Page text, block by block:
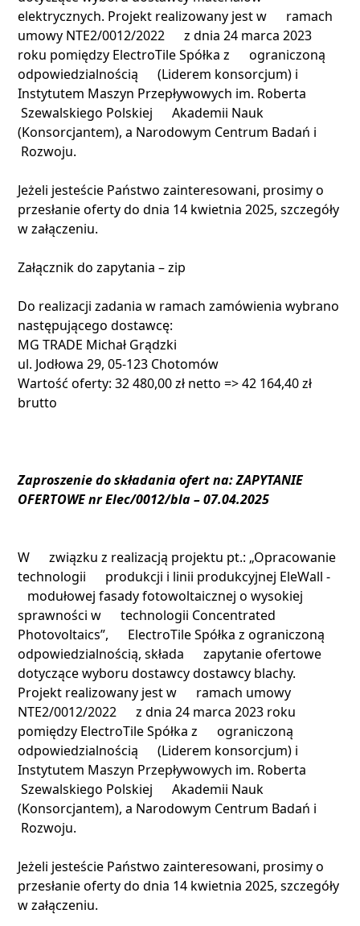
elektrycznych. Projekt realizowany jest w ramach
umowy NTE2/0012/2022 z dnia 24 marca 2023
roku pomiędzy ElectroTile Spółka z ograniczoną
odpowiedzialnością (Liderem konsorcjum) i
Instytutem Maszyn Przepływowych im. Roberta
Szewalskiego Polskiej Akademii Nauk
(Konsorcjantem), a Narodowym Centrum Badań i
Rozwoju.
Jeżeli jesteście Państwo zainteresowani, prosimy o
przesłanie oferty do dnia 14 kwietnia 2025, szczegóły
w załączeniu.
Załącznik do zapytania – zip
Do realizacji zadania w ramach zamówienia wybrano
następującego dostawcę:
MG TRADE Michał Grądzki
ul. Jodłowa 29, 05-123 Chotomów
Wartość oferty: 32 480,00 zł netto => 42 164,40 zł
brutto
Zaproszenie do składania ofert na: ZAPYTANIE
OFERTOWE nr Elec/0012/bla – 07.04.2025
W związku z realizacją projektu pt.: „Opracowanie
technologii produkcji i linii produkcyjnej EleWall -
modułowej fasady fotowoltaicznej o wysokiej
sprawności w technologii Concentrated
Photovoltaics”, ElectroTile Spółka z ograniczoną
odpowiedzialnością, składa zapytanie ofertowe
dotyczące wyboru dostawcy dostawcy blachy.
Projekt realizowany jest w ramach umowy
NTE2/0012/2022 z dnia 24 marca 2023 roku
pomiędzy ElectroTile Spółka z ograniczoną
odpowiedzialnością (Liderem konsorcjum) i
Instytutem Maszyn Przepływowych im. Roberta
Szewalskiego Polskiej Akademii Nauk
(Konsorcjantem), a Narodowym Centrum Badań i
Rozwoju.
Jeżeli jesteście Państwo zainteresowani, prosimy o
przesłanie oferty do dnia 14 kwietnia 2025, szczegóły
w załączeniu.